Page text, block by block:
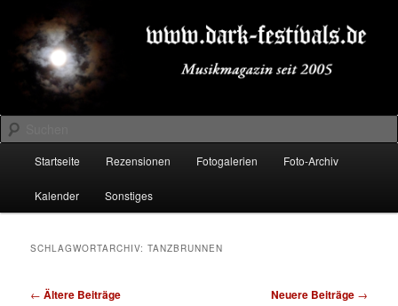
primären
Inhalt
springen
sekundären
Inhalt
springenDARK-FESTIVALS.DE
Suchen
Startseite Rezensionen Fotogalerien Foto-Archiv
Kalender Sonstiges
SCHLAGWORTARCHIV:TANZBRUNNEN
Beitragsnavigation
← Ältere Beiträge Neuere Beiträge →